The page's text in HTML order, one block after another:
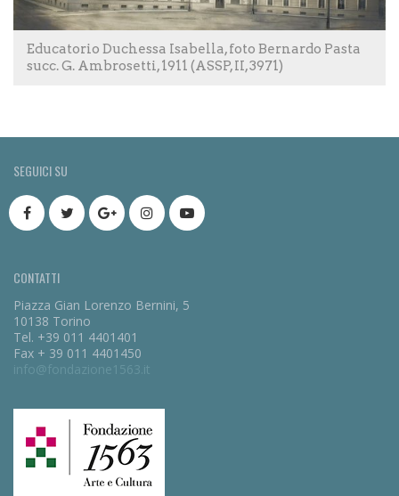
Educatorio Duchessa Isabella, foto Bernardo Pasta
succ. G. Ambrosetti, 1911 (ASSP, II, 3971)
SEGUICI SU
CONTATTI
Piazza Gian Lorenzo Bernini, 5
10138 Torino
Tel. +39 011 4401401
Fax + 39 011 4401450
info@fondazione1563.it